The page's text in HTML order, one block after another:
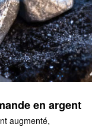
en argent
augmenté,